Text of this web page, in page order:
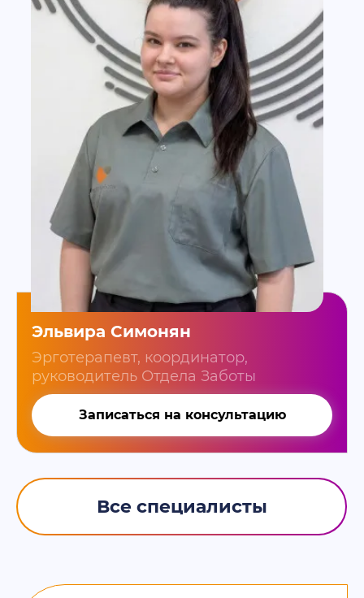
Эльвира Симонян
Эрготерапевт, координатор,
руководитель Отдела Заботы
Записаться на консультацию
Все специалисты